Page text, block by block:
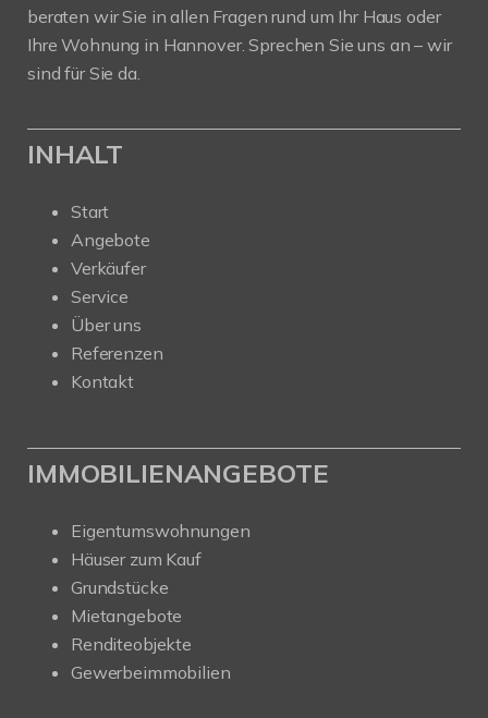
beraten wir Sie in allen Fragen rund um Ihr Haus oder
Ihre Wohnung in Hannover. Sprechen Sie uns an – wir
sind für Sie da.
INHALT
Start
Angebote
Verkäufer
Service
Über uns
Referenzen
Kontakt
IMMOBILIENANGEBOTE
Eigentumswohnungen
Häuser zum Kauf
Grundstücke
Mietangebote
Renditeobjekte
Gewerbeimmobilien